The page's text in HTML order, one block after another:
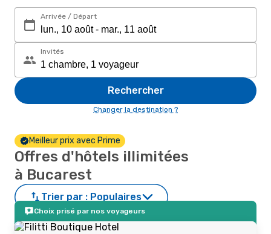
Arrivée / Départ
Invités
Rechercher
Changer la destination ?
Meilleur prix avec Prime
Offres d'hôtels illimitées
à Bucarest
Trier par : Populaires
Choix prisé par nos voyageurs